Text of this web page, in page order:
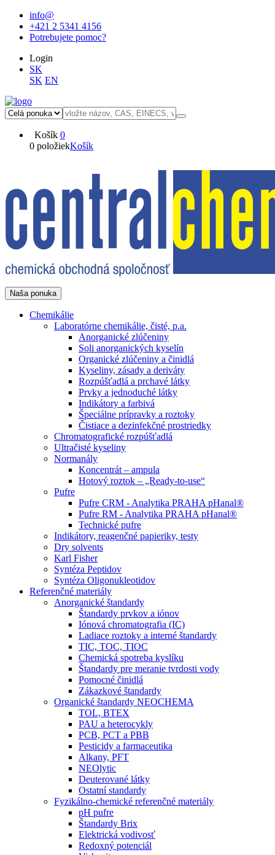
info@
+421 2 5341 4156
Potrebujete pomoc?
Login
SK
SK EN
Košík 0
0 položiekKošík
Naša ponuka
Chemikálie
Laboratórne chemikálie, čisté, p.a.
Anorganické zlúčeniny
Soli anorganických kyselín
Organické zlúčeniny a činidlá
Kyseliny, zásady a deriváty
Rozpúšťadlá a prchavé látky
Prvky a jednoduché látky
Indikátory a farbivá
Špeciálne prípravky a roztoky
Čistiace a dezinfekčné prostriedky
Chromatografické rozpúšťadlá
Ultračisté kyseliny
Normanály
Koncentrát – ampula
Hotový roztok – „Ready-to-use“
Pufre
Pufre CRM - Analytika PRAHA pHanal®
Pufre RM - Analytika PRAHA pHanal®
Technické pufre
Indikátory, reagenčné papieriky, testy
Dry solvents
Karl Fisher
Syntéza Peptidov
Syntéza Oligonukleotidov
Referenčné materiály
Anorganické štandardy
Štandardy prvkov a iónov
Iónová chromatografia (IC)
Ladiace roztoky a interné štandardy
TIC, TOC, TIOC
Chemická spotreba kyslíku
Štandardy pre meranie tvrdosti vody
Pomocné činidlá
Zákazkové štandardy
Organické štandardy NEOCHEMA
TOL, BTEX
PAU a heterocykly
PCB, PCT a PBB
Pesticidy a farmaceutika
Alkany, PFT
NEOlytic
Deuterované látky
Ostatní standardy
Fyzikálno-chemické referenčné materiály
pH pufre
Štandardy Brix
Elektrická vodivosť
Redoxný potenciál